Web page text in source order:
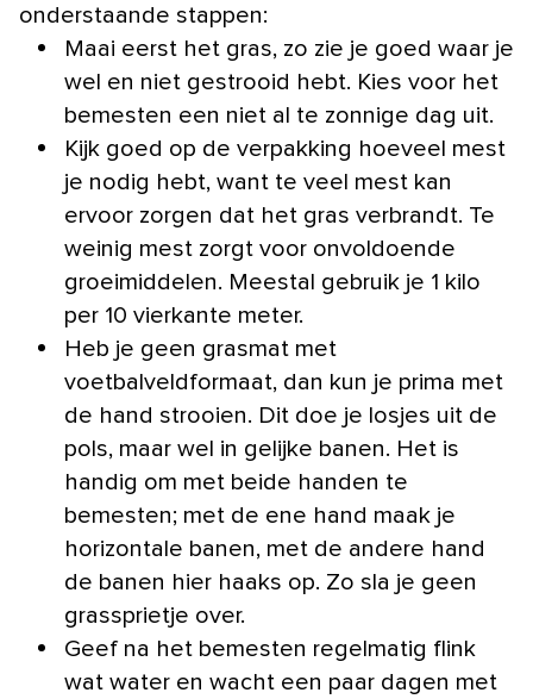
onderstaande stappen:
Maai eerst het gras, zo zie je goed waar je
wel en niet gestrooid hebt. Kies voor het
bemesten een niet al te zonnige dag uit.
Kijk goed op de verpakking hoeveel mest
je nodig hebt, want te veel mest kan
ervoor zorgen dat het gras verbrandt. Te
weinig mest zorgt voor onvoldoende
groeimiddelen. Meestal gebruik je 1 kilo
per 10 vierkante meter.
Heb je geen grasmat met
voetbalveldformaat, dan kun je prima met
de hand strooien. Dit doe je losjes uit de
pols, maar wel in gelijke banen. Het is
handig om met beide handen te
bemesten; met de ene hand maak je
horizontale banen, met de andere hand
de banen hier haaks op. Zo sla je geen
grassprietje over.
Geef na het bemesten regelmatig flink
wat water en wacht een paar dagen met